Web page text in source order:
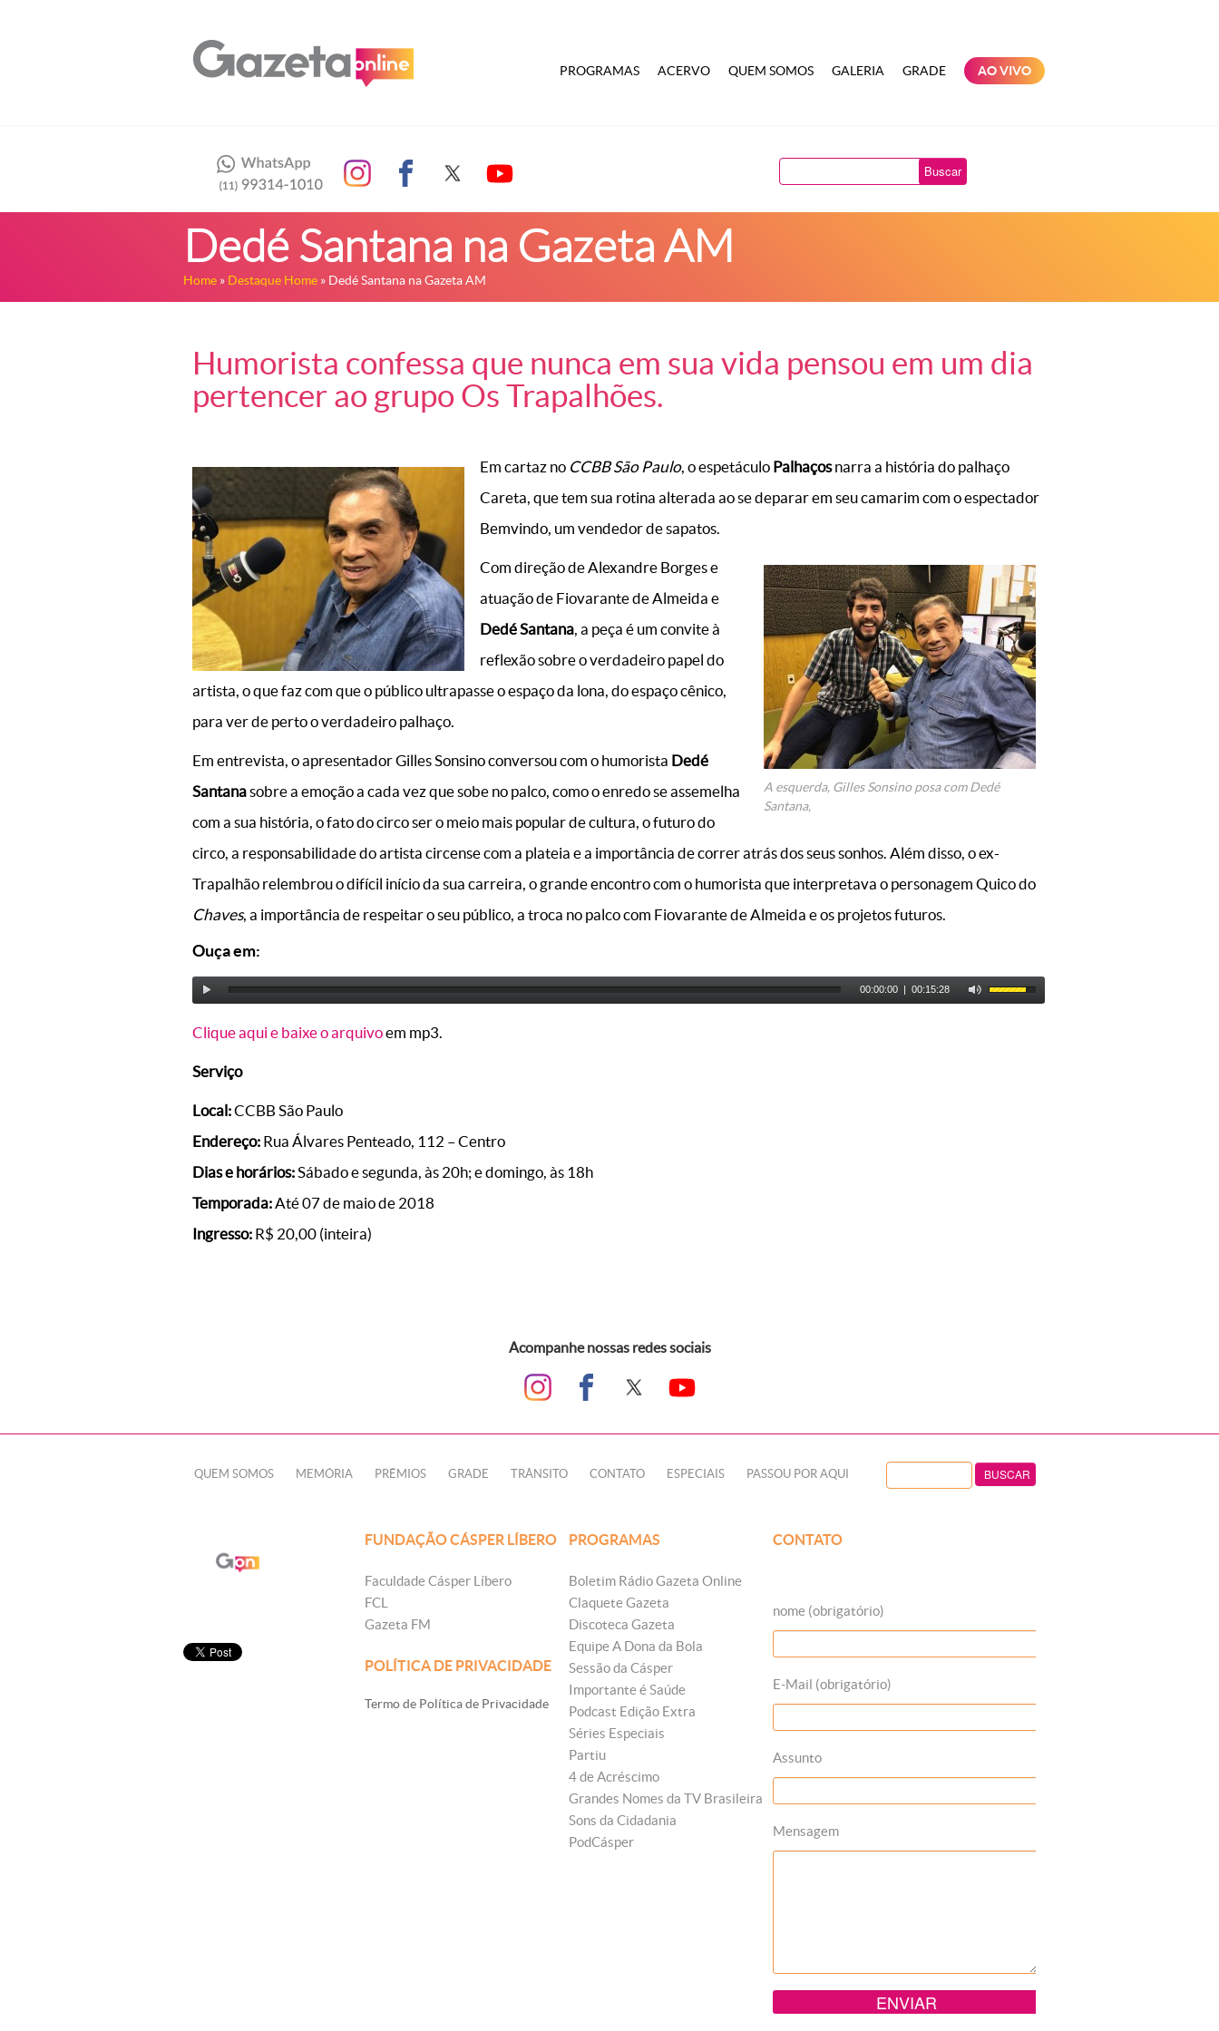
PROGRAMAS ACERVO QUEM SOMOS GALERIA GRADE AO VIVO
Buscar
Dedé Santana na Gazeta AM
Home » Destaque Home » Dedé Santana na Gazeta AM
Humorista confessa que nunca em sua vida pensou em um dia
pertencer ao grupo Os Trapalhões.
Em cartaz no CCBB São Paulo, o espetáculo Palhaçosnarra a história do palhaço
Careta, que tem sua rotina alterada ao se deparar em seu camarim com o espectador
Bemvindo, um vendedor de sapatos.
A esquerda, Gilles Sonsino posa com Dedé
Santana,
Com direção de Alexandre Borges e
atuação de Fiovarante de Almeida e
Dedé Santana, a peça é um convite à
reflexão sobre o verdadeiro papel do
artista, o que faz com que o público ultrapasse o espaço da lona, do espaço cênico,
para ver de perto o verdadeiro palhaço.
Em entrevista, o apresentador Gilles Sonsino conversou com o humorista Dedé
Santanasobre a emoção a cada vez que sobe no palco, como o enredo se assemelha
com a sua história, o fato do circo ser o meio mais popular de cultura, o futuro do
circo, a responsabilidade do artista circense com a plateia e a importância de correr atrás dos seus sonhos. Além disso, o ex-
Trapalhão relembrou o difícil início da sua carreira, o grande encontro com o humorista que interpretava o personagem Quico do
Chaves, a importância de respeitar o seu público, a troca no palco com Fiovarante de Almeida e os projetos futuros.
Ouça em:
00:00:00 | 00:15:28
Clique aqui e baixe o arquivoem mp3.
Serviço
Local:CCBB São Paulo
Endereço: Rua Álvares Penteado, 112 – Centro
Dias e horários:Sábado e segunda, às 20h; e domingo, às 18h
Temporada:Até 07 de maio de 2018
Ingresso: R$ 20,00 (inteira)
Acompanhe nossas redes sociais
QUEM SOMOS MEMÓRIA PRÊMIOS GRADE TRÂNSITO CONTATO ESPECIAIS PASSOU POR AQUI
FUNDAÇÃO CÁSPER LÍBERO
Faculdade Cásper Líbero
FCL
Gazeta FM
POLÍTICA DE PRIVACIDADE
Termo de Política de Privacidade
PROGRAMAS
Boletim Rádio Gazeta Online
Claquete Gazeta
Discoteca Gazeta
Equipe A Dona da Bola
Sessão da Cásper
Importante é Saúde
Podcast Edição Extra
Séries Especiais
Partiu
4 de Acréscimo
Grandes Nomes da TV Brasileira
Sons da Cidadania
PodCásper
CONTATO
nome (obrigatório)
E-Mail (obrigatório)
Assunto
Mensagem